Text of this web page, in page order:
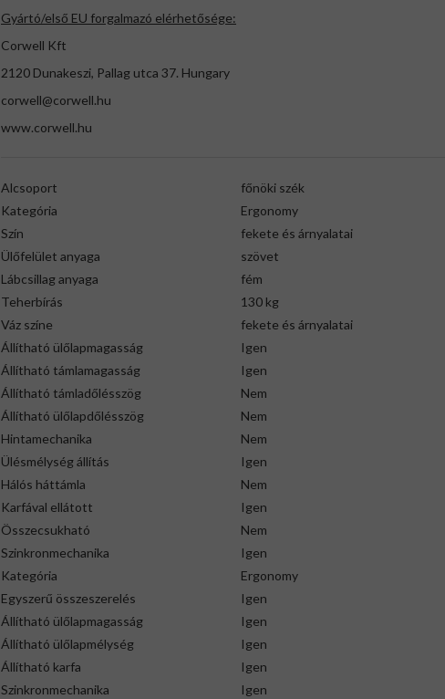
Gyártó/első EU forgalmazó elérhetősége:
Corwell Kft
2120 Dunakeszi, Pallag utca 37. Hungary
corwell@corwell.hu
www.corwell.hu
Alcsoport
főnöki szék
Kategória
Ergonomy
Szín
fekete és árnyalatai
Ülőfelület anyaga
szövet
Lábcsillag anyaga
fém
Teherbírás
130 kg
Váz színe
fekete és árnyalatai
Állítható ülőlapmagasság
Igen
Állítható támlamagasság
Igen
Állítható támladőlésszög
Nem
Állítható ülőlapdőlésszög
Nem
Hintamechanika
Nem
Ülésmélység állítás
Igen
Hálós háttámla
Nem
Karfával ellátott
Igen
Összecsukható
Nem
Szinkronmechanika
Igen
Kategória
Ergonomy
Egyszerű összeszerelés
Igen
Állítható ülőlapmagasság
Igen
Állítható ülőlapmélység
Igen
Állítható karfa
Igen
Szinkronmechanika
Igen